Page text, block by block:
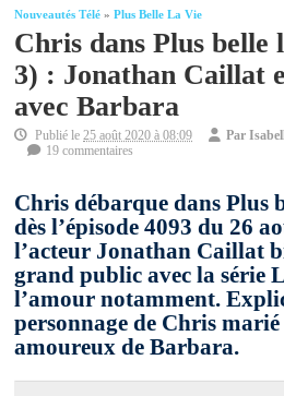
Nouveautés Télé »Plus Belle La Vie
Chris dans Plus belle
3) : Jonathan Caillat
avec Barbara
Publié le25 août 2020 à 08:09 Par
19 commentaires
Chris débarque dans Plus
dès l’épisode 4093 du 26
l’acteur Jonathan Caillat
grand public avec la série
l’amour notamment.
personnage de Chris
amoureux de Barbara.